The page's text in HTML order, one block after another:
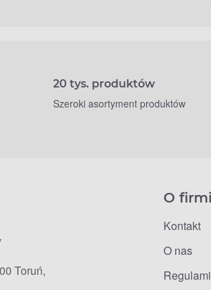
20 tys. produktów
Szeroki asortyment produktów
Toruń,
O
Kontakt
O nas